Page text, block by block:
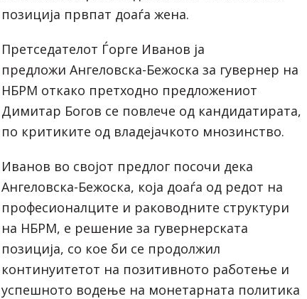
позиција првпат доаѓа жена.
Претседателот Ѓорге Иванов ја
предложи Ангеловска-Бежоска за гувернер на
НБРМ откако претходно предложениот
Димитар Богов се повлече од кандидатирата,
по критиките од владејачкото мнозинство.
Иванов во својот предлог посочи дека
Ангеловска-Бежоска, која доаѓа од редот на
професионалците и раководните структури
на НБРМ, е решение за гувернерската
позиција, со кое би се продолжил
континуитетот на позитивното работење и
успешното водење на монетарната политика